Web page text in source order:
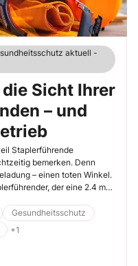
aktuell -
Sicht Ihrer
– und
Staplerführende
bemerken. Denn
– einen toten Winkel.
der eine 2.4 m
ca. 8 m Entfernung sehen
bleibt unsichtbar im
Gesundheitsschutz
+1